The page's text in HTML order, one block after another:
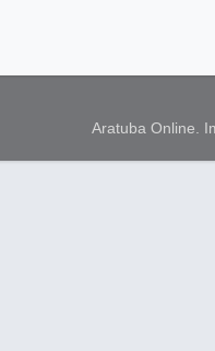
Aratuba Online.